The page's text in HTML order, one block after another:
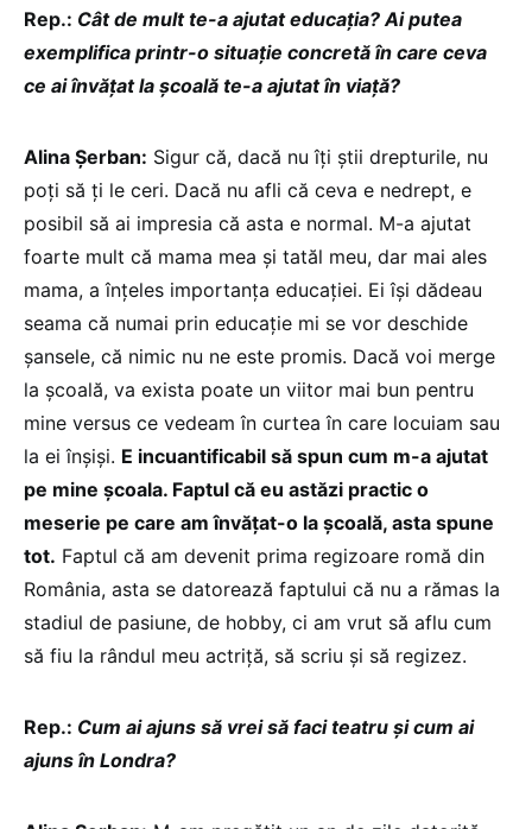
Rep.: Cât de mult te-a ajutat educația? Ai putea
exemplifica printr-o situație concretă în care ceva
ce ai învățat la școală te-a ajutat în viață?
Alina Șerban: Sigur că, dacă nu îți știi drepturile, nu
poți să ți le ceri. Dacă nu afli că ceva e nedrept, e
posibil să ai impresia că asta e normal. M-a ajutat
foarte mult că mama mea și tatăl meu, dar mai ales
mama, a înțeles importanța educației. Ei își dădeau
seama că numai prin educație mi se vor deschide
șansele, că nimic nu ne este promis. Dacă voi merge
la școală, va exista poate un viitor mai bun pentru
mine versus ce vedeam în curtea în care locuiam sau
la ei înșiși. E incuantificabil să spun cum m-a ajutat
pe mine școala. Faptul că eu astăzi practic o
meserie pe care am învățat-o la școală, asta spune
tot. Faptul că am devenit prima regizoare romă din
România, asta se datorează faptului că nu a rămas la
stadiul de pasiune, de hobby, ci am vrut să aflu cum
să fiu la rândul meu actriță, să scriu și să regizez.
Rep.: Cum ai ajuns să vrei să faci teatru și cum ai
ajuns în Londra?